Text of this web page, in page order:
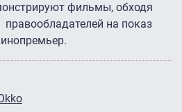
фильмы, обходя
на показ